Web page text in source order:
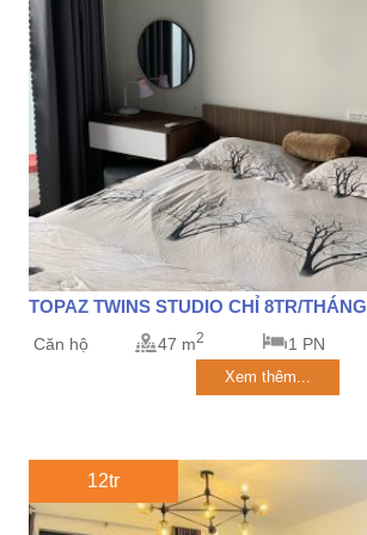
TOPAZ TWINS STUDIO CHỈ 8TR/THÁNG
Căn hộ 47 m2 1 PN
Xem thêm...
12tr